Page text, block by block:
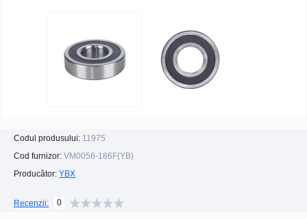
Codul produsului: 11975
Cod furnizor: VM0056-186F(YB)
Producător: YBX
Recenzii: 0